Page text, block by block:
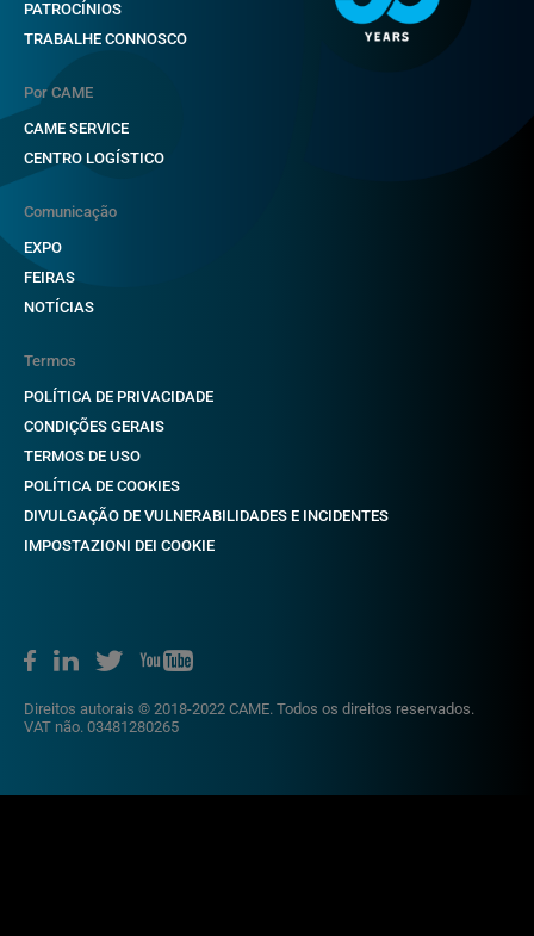
PATROCÍNIOS
TRABALHE CONNOSCO
Por CAME
CAME SERVICE
CENTRO LOGÍSTICO
Comunicação
EXPO
FEIRAS
NOTÍCIAS
Direitos autorais © 2018-2022 CAME. Todos os direitos reservados.
VAT não. 03481280265
Termos
POLÍTICA DE PRIVACIDADE
CONDIÇÕES GERAIS
TERMOS DE USO
POLÍTICA DE COOKIES
DIVULGAÇÃO DE VULNERABILIDADES E INCIDENTES
IMPOSTAZIONI DEI COOKIE